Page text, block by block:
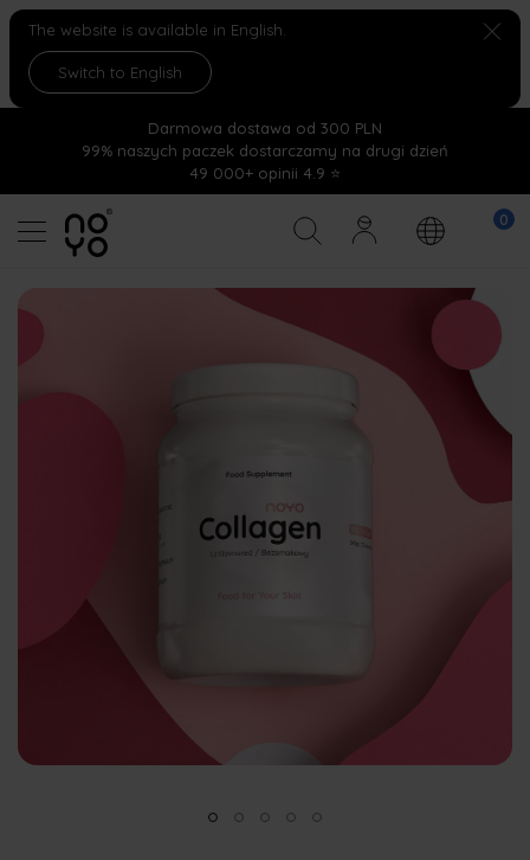
The website is available in English.
Switch to English
Darmowa dostawa od 300 PLN
99% naszych paczek dostarczamy na drugi dzień
49 000+ opinii 4.9 ⭐